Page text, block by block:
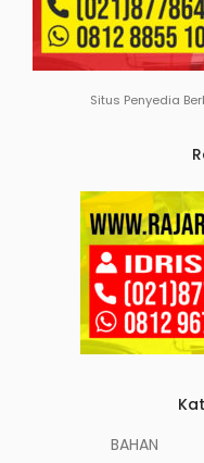
Situs Penyedia
BAHAN